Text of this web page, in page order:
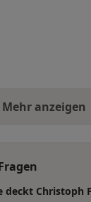
Mehr anzeigen
obige
deckt Christoph